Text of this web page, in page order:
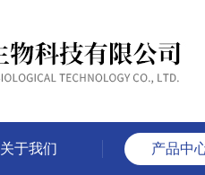
关于我们 产品中